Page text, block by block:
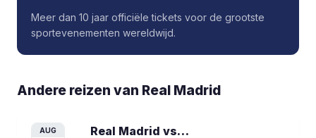
Meer dan 10 jaar officiële tickets voor de grootste
sportevenementen wereldwijd.
Andere reizen van Real Madrid
AUG Real Madrid vs Real Sociedad